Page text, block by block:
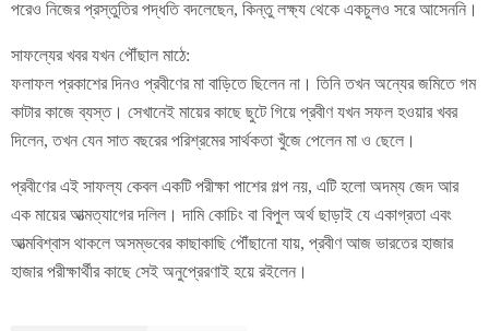
পরেও নিজের প্রস্তুতির পদ্ধতি বদলেছেন, কিন্তু লক্ষ্য থেকে একচুলও সরে আসেননি।
সাফল্যের খবর যখন পৌঁছাল মাঠে:
ফলাফল প্রকাশের দিনও প্রবীণের মা বাড়িতে ছিলেন না। তিনি তখন অন্যের জমিতে গম
কাটার কাজে ব্যস্ত। সেখানেই মায়ের কাছে ছুটে গিয়ে প্রবীণ যখন সফল হওয়ার খবর
দিলেন, তখন যেন সাত বছরের পরিশ্রমের সার্থকতা খুঁজে পেলেন মা ও ছেলে।
প্রবীণের এই সাফল্য কেবল একটি পরীক্ষা পাশের গল্প নয়, এটি হলো অদম্য জেদ আর
এক মায়ের আত্মত্যাগের দলিল। দামি কোচিং বা বিপুল অর্থ ছাড়াই যে একাগ্রতা এবং
আত্মবিশ্বাস থাকলে অসম্ভবের কাছাকাছি পৌঁছানো যায়, প্রবীণ আজ ভারতের হাজার
হাজার পরীক্ষার্থীর কাছে সেই অনুপ্রেরণাই হয়ে রইলেন।